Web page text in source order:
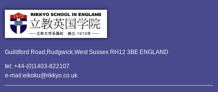
Guildford Road,Rudgwick,West Sussex RH12 3BE ENGLAND
tel: +44-(0)1403-822107
e-mail:eikoku@rikkyo.co.uk